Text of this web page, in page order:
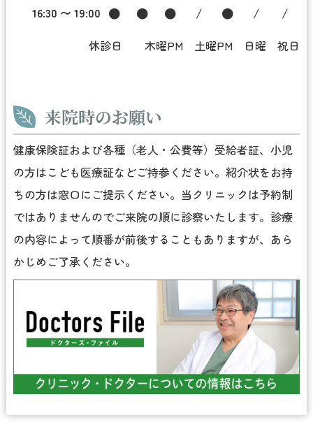
16:30 〜 19:00 ● ● ● / ● / /
休診日 木曜PM 土曜PM 日曜 祝日
来院時のお願い
健康保険証および各種（老人・公費等）受給者証、小児
の方はこども医療証などご持参ください。紹介状をお持
ちの方は窓口にご提示ください。当クリニックは予約制
ではありませんのでご来院の順に診察いたします。診療
の内容によって順番が前後することもありますが、あら
かじめご了承ください。